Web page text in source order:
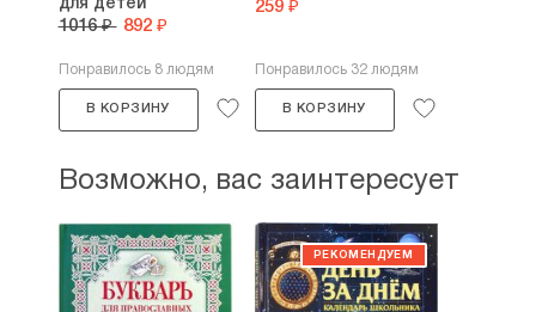
для детей
1016 ₽ 892 ₽
Понравилось 8 людям
В КОРЗИНУ
259 ₽
Понравилось 32 людям
В КОРЗИНУ
Возможно, вас заинтересует